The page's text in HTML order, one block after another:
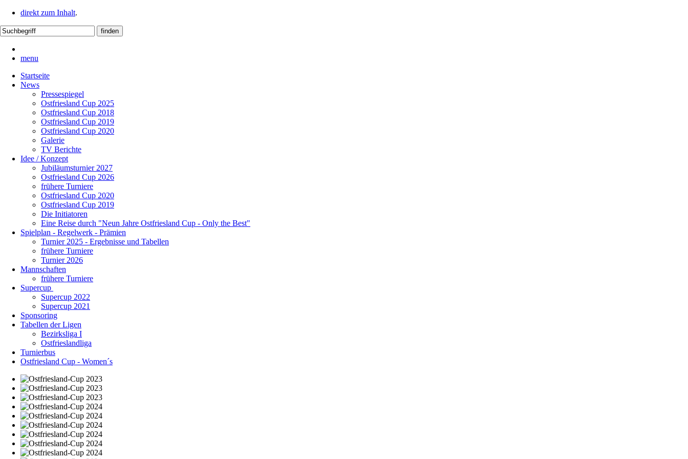
direkt zum Inhalt.
menu
Startseite
News
Pressespiegel
Ostfriesland Cup 2025
Ostfriesland Cup 2018
Ostfriesland Cup 2019
Ostfriesland Cup 2020
Galerie
TV Berichte
Idee / Konzept
Jubiläumsturnier 2027
Ostfriesland Cup 2026
frühere Turniere
Ostfriesland Cup 2020
Ostfriesland Cup 2019
Die Initiatoren
Eine Reise durch "Neun Jahre Ostfriesland Cup - Only the Best"
Spielplan - Regelwerk - Prämien
Turnier 2025 - Ergebnisse und Tabellen
frühere Turniere
Turnier 2026
Mannschaften
frühere Turniere
Supercup
Supercup 2022
Supercup 2021
Sponsoring
Tabellen der Ligen
Bezirksliga I
Ostfrieslandliga
Turnierbus
Ostfriesland Cup - Women´s